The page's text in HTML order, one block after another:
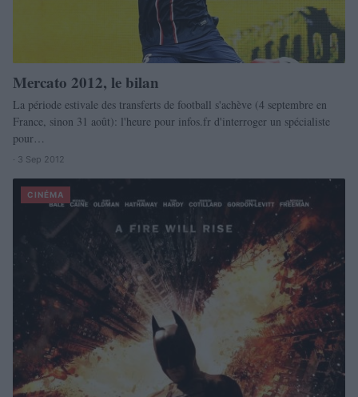
Mercato 2012, le bilan
La période estivale des transferts de football s'achève (4 septembre en
France, sinon 31 août): l'heure pour infos.fr d'interroger un spécialiste
pour…
· 3 Sep 2012
CINÉMA